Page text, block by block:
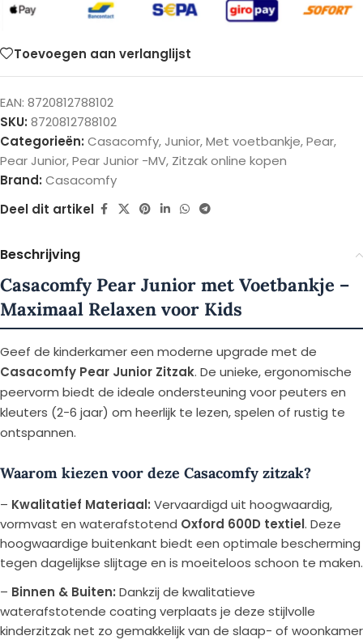
Toevoegen aan verlanglijst
EAN: 8720812788102
SKU: 8720812788102
Categorieën: Casacomfy,Junior,Met voetbankje,Pear,
Pear Junior,Pear Junior -MV, Zitzak online kopen
Brand: Casacomfy
Deel dit artikel
Beschrijving
Casacomfy Pear Junior met Voetbankje –
Maximaal Relaxen voor Kids
Geef de kinderkamer een moderne upgrade met de
Casacomfy Pear Junior Zitzak. De unieke, ergonomische
peervorm biedt de ideale ondersteuning voor peuters en
kleuters (2-6 jaar) om heerlijk te lezen, spelen of rustig te
ontspannen.
Waarom kiezen voor deze Casacomfy zitzak?
– Kwalitatief Materiaal: Vervaardigd uit hoogwaardig,
vormvast en waterafstotend Oxford 600D textiel. Deze
hoogwaardige buitenkant biedt een optimale bescherming
tegen dagelijkse slijtage en is moeiteloos schoon te maken.
– Binnen & Buiten: Dankzij de kwalitatieve
waterafstotende coating verplaats je deze stijlvolle
kinderzitzak net zo gemakkelijk van de slaap- of woonkamer